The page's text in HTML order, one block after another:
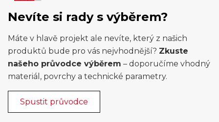
Nevíte si rady s výběrem?
Máte v hlavě projekt ale nevíte, který z našich
produktů bude pro vás nejvhodnější? Zkuste
našeho průvodce výběrem – doporučíme vhodný
materiál, povrchy a technické parametry.
Spustit průvodce